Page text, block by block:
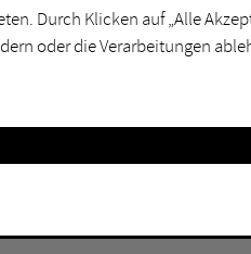
RuhrDurch Klicken auf „Alle
oder die Verarbeitungen